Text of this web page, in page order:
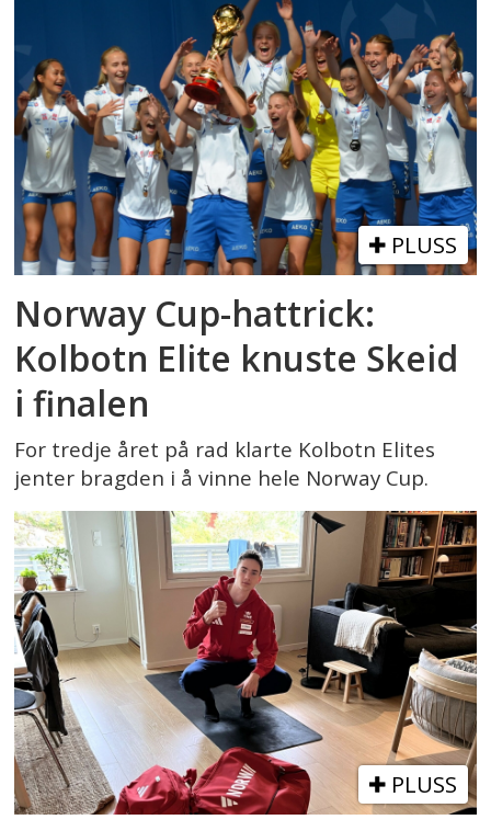
PLUSS
Norway Cup-hattrick:
Kolbotn Elite knuste Skeid
i finalen
For tredje året på rad klarte Kolbotn Elites
jenter bragden i å vinne hele Norway Cup.
PLUSS